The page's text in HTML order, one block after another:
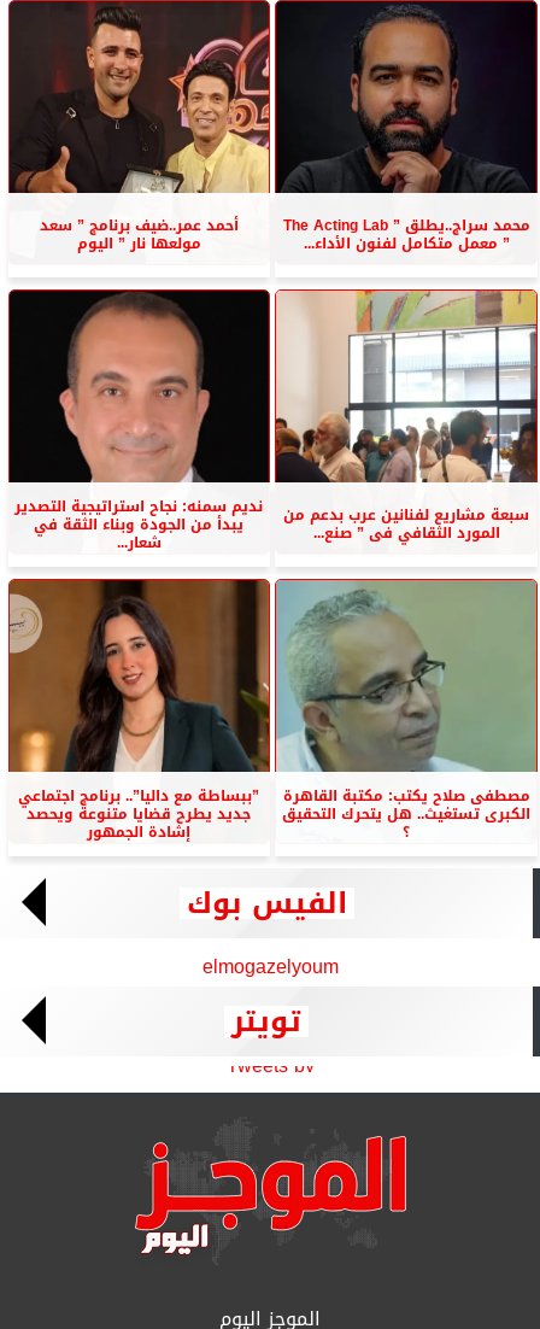
محمد سراج..يطلق ” The Acting Lab
” معمل متكامل لفنون الأداء...
أحمد عمر..ضيف برنامج ” سعد
مولعها نار ” اليوم
سبعة مشاريع لفنانين عرب بدعم من
المورد الثقافي فى ” صنع...
نديم سمنه: نجاح استراتيجية التصدير
يبدأ من الجودة وبناء الثقة في
شعار...
مصطفى صلاح يكتب: مكتبة القاهرة
الكبرى تستغيث.. هل يتحرك التحقيق
؟
”ببساطة مع داليا”.. برنامج اجتماعي
جديد يطرح قضايا متنوعة ويحصد
إشادة الجمهور
الفيس بوك
elmogazelyoum
تويتر
Tweets by
الموجز اليوم